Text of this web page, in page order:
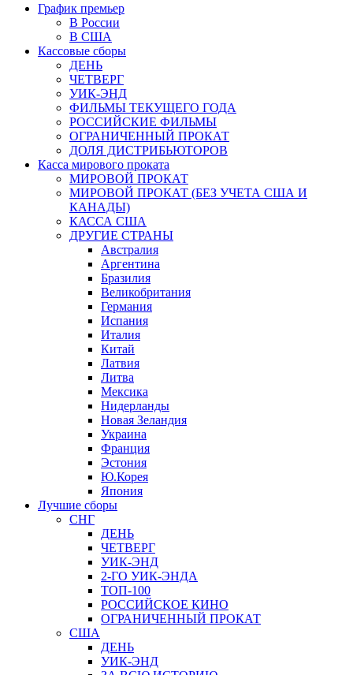
График премьер
В России
В США
Кассовые сборы
ДЕНЬ
ЧЕТВЕРГ
УИК-ЭНД
ФИЛЬМЫ ТЕКУЩЕГО ГОДА
РОССИЙСКИЕ ФИЛЬМЫ
ОГРАНИЧЕННЫЙ ПРОКАТ
ДОЛЯ ДИСТРИБЬЮТОРОВ
Касса мирового проката
МИРОВОЙ ПРОКАТ
МИРОВОЙ ПРОКАТ (БЕЗ УЧЕТА США И
КАНАДЫ)
КАССА США
ДРУГИЕ СТРАНЫ
Австралия
Аргентина
Бразилия
Великобритания
Германия
Испания
Италия
Китай
Латвия
Литва
Мексика
Нидерланды
Новая Зеландия
Украина
Франция
Эстония
Ю.Корея
Япония
Лучшие сборы
СНГ
ДЕНЬ
ЧЕТВЕРГ
УИК-ЭНД
2-ГО УИК-ЭНДА
ТОП-100
РОССИЙСКОЕ КИНО
ОГРАНИЧЕННЫЙ ПРОКАТ
США
ДЕНЬ
УИК-ЭНД